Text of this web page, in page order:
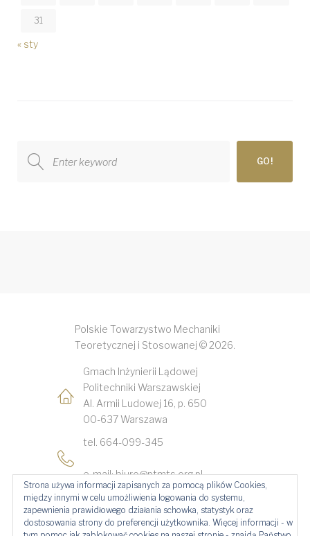
31
« sty
for:
GO!
Polskie Towarzystwo Mechaniki
Teoretycznej i Stosowanej © 2026.
Gmach Inżynierii Lądowej
Politechniki Warszawskiej
Al. Armii Ludowej 16, p. 650
00-637 Warszawa
tel. 664-099-345
e-mail: biuro@ptmts.org.pl
Numer konta: Bank Millennium:
61 1160 2202 0000 0000 5515 7010
Strona używa informacji zapisanych za pomocą plików Cookies,
między innymi w celu umożliwienia logowania do systemu,
zapewnienia prawidłowego działania schowka, statystyk oraz
dostosowania strony do preferencji użytkownika. Więcej informacji - w